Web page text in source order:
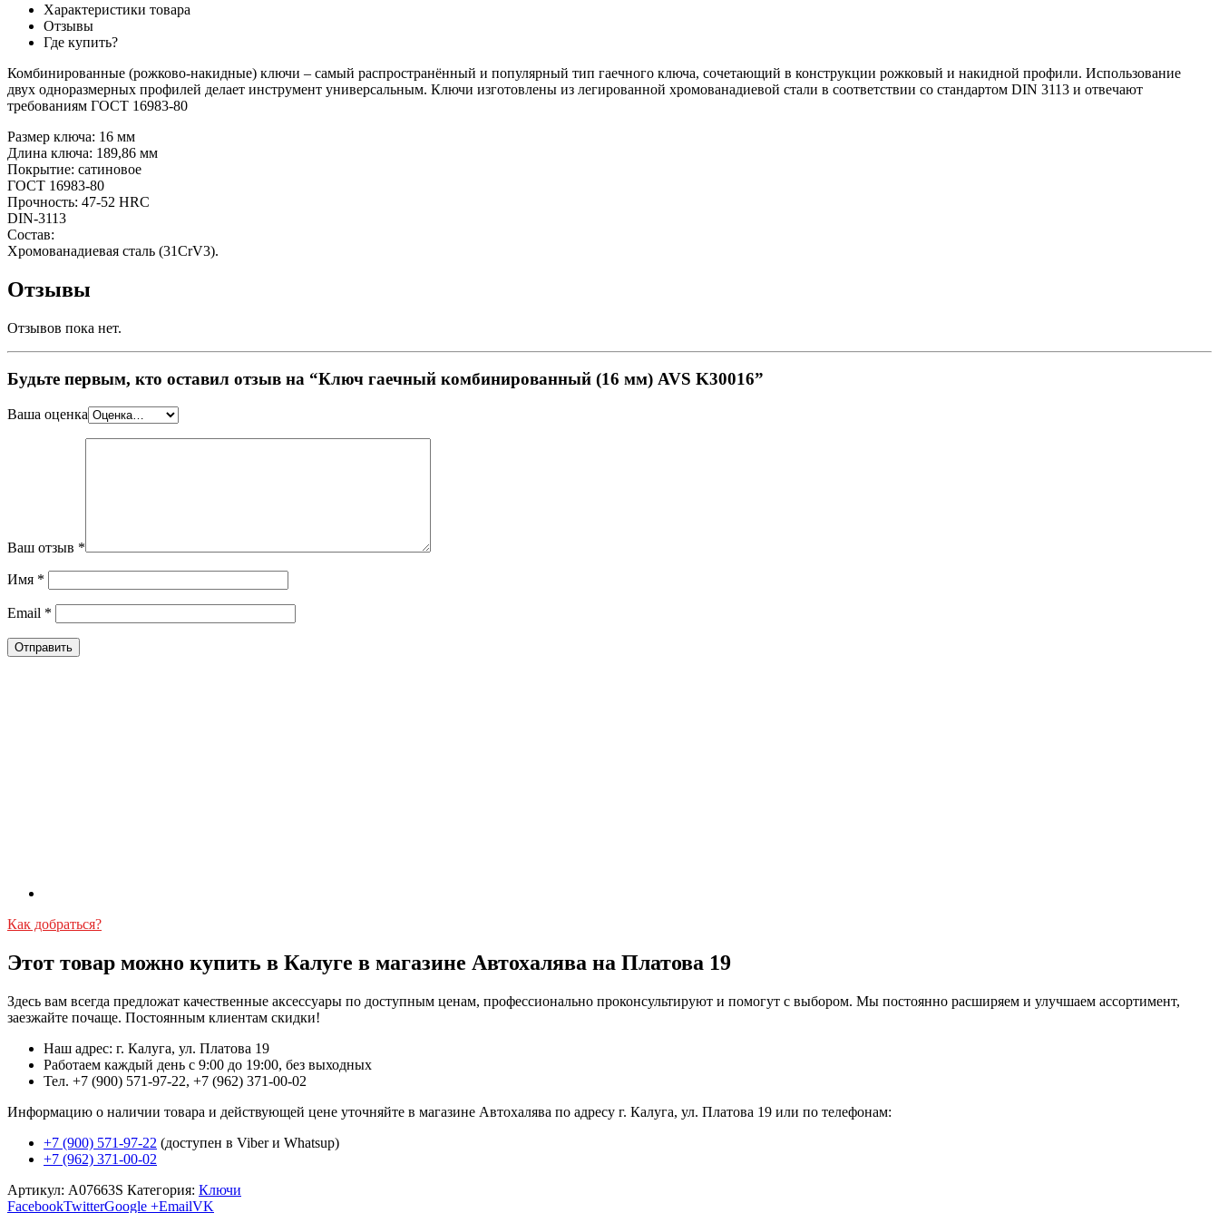
Характеристики товара
Отзывы
Где купить?
Комбинированные (рожково-накидные) ключи – самый распространённый и популярный тип гаечного ключа, сочетающий в конструкции рожковый и накидной профили. Использование
двух одноразмерных профилей делает инструмент универсальным. Ключи изготовлены из легированной хромованадиевой стали в соответствии со стандартом DIN 3113 и отвечают
требованиям ГОСТ 16983-80
Размер ключа: 16 мм
Длина ключа: 189,86 мм
Покрытие: сатиновое
ГОСТ 16983-80
Прочность: 47-52 HRC
DIN-3113
Состав:
Хромованадиевая сталь (31CrV3).
Отзывы
Отзывов пока нет.
Будьте первым, кто оставил отзыв на “Ключ гаечный комбинированный (16 мм) AVS K30016”
Ваша оценка
Ваш отзыв *
Имя *
Email *
Как добраться?
Этот товар можно купить в Калуге в магазине Автохалява на Платова 19
Здесь вам всегда предложат качественные аксессуары по доступным ценам, профессионально проконсультируют и помогут с выбором. Мы постоянно расширяем и улучшаем ассортимент,
заезжайте почаще. Постоянным клиентам скидки!
Наш адрес: г. Калуга, ул. Платова 19
Работаем каждый день с 9:00 до 19:00, без выходных
Тел. +7 (900) 571-97-22, +7 (962) 371-00-02
Информацию о наличии товара и действующей цене уточняйте в магазине Автохалява по адресу г. Калуга, ул. Платова 19 или по телефонам:
+7 (900) 571-97-22 (доступен в Viber и Whatsup)
+7 (962) 371-00-02
Артикул: A07663S Категория: Ключи
FacebookTwitterGoogle +EmailVK